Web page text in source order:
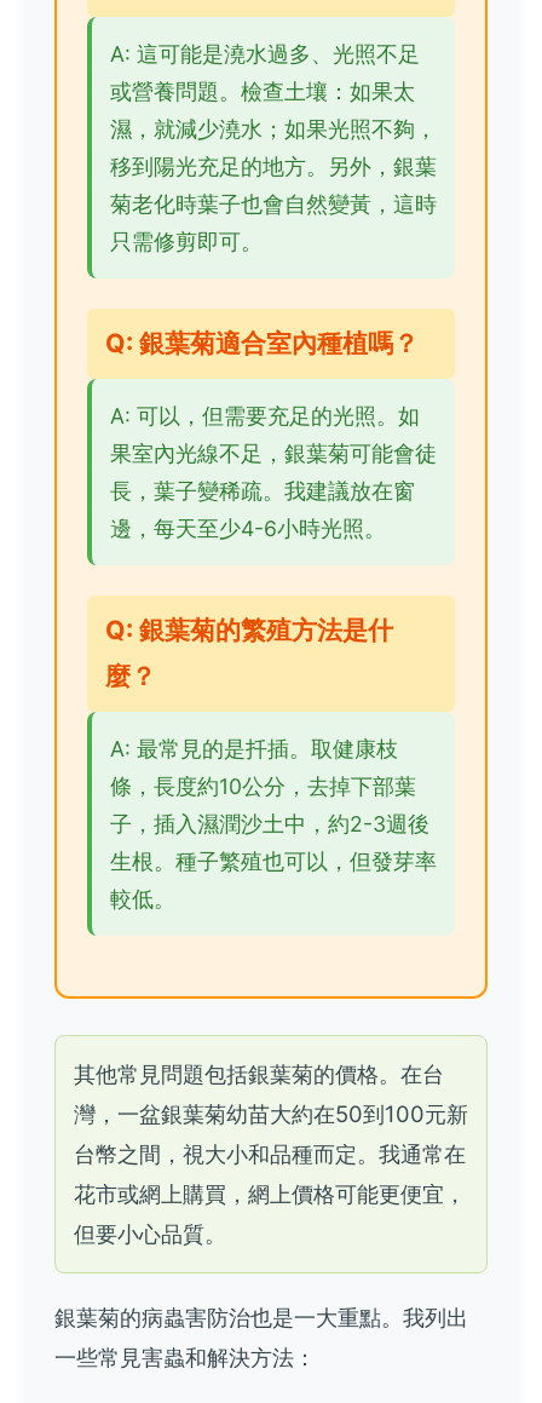
A: 這可能是澆水過多、光照不足
或營養問題。檢查土壤：如果太
濕，就減少澆水；如果光照不夠，
移到陽光充足的地方。另外，銀葉
菊老化時葉子也會自然變黃，這時
只需修剪即可。
Q: 銀葉菊適合室內種植嗎？
A: 可以，但需要充足的光照。如
果室內光線不足，銀葉菊可能會徒
長，葉子變稀疏。我建議放在窗
邊，每天至少4-6小時光照。
Q: 銀葉菊的繁殖方法是什
麼？
A: 最常見的是扦插。取健康枝
條，長度約10公分，去掉下部葉
子，插入濕潤沙土中，約2-3週後
生根。種子繁殖也可以，但發芽率
較低。
其他常見問題包括銀葉菊的價格。在台
灣，一盆銀葉菊幼苗大約在50到100元新
台幣之間，視大小和品種而定。我通常在
花市或網上購買，網上價格可能更便宜，
但要小心品質。
銀葉菊的病蟲害防治也是一大重點。我列出
一些常見害蟲和解決方法：